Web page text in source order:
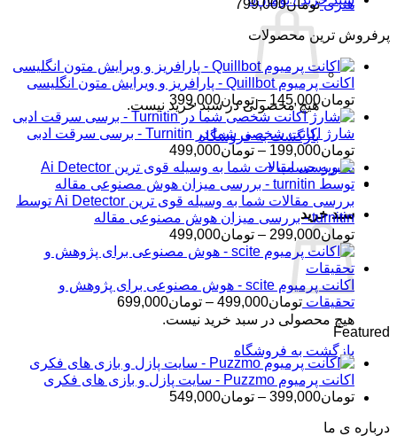
هیچ محصولی در سبد خرید نیست.
بازگشت به فروشگاه
تسویه حساب +
سبد خرید
هیچ محصولی در سبد خرید نیست.
بازگشت به فروشگاه
هنری تومان799,000
پرفروش ترین محصولات
اکانت پرمیوم Quillbot - پارافریز و ویرایش متون انگلیسی
تومان145,000
– تومان399,000محدوده
قیمت:
تومان145,000
تا
تومان399,000
شارژ اکانت شخصی شما در Turnitin - برسی سرقت ادبی
تومان199,000
– تومان499,000محدوده
قیمت:
تومان199,000
تا
تومان499,000
بررسی مقالات شما به وسیله قوی ترین Ai Detector توسط
turnitin - بررسی میزان هوش مصنوعی مقاله
تومان299,000
– تومان499,000محدوده
قیمت:
تا
تومان499,000
اکانت پرمیوم scite - هوش مصنوعی برای پژوهش و
تحقیقات تومان499,000
– تومان699,000محدوده
تومان699,000
Featured
اکانت پرمیوم Puzzmo - سایت پازل و بازی های فکری
تومان399,000
– تومان549,000
درباره ی ما